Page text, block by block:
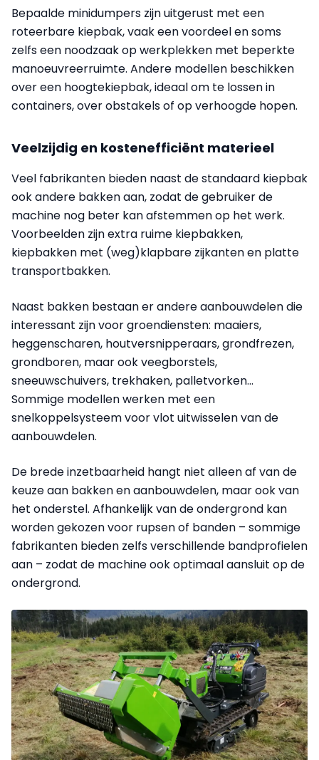
Bepaalde minidumpers zijn uitgerust met een
roteerbare kiepbak, vaak een voordeel en soms
zelfs een noodzaak op werkplekken met beperkte
manoeuvreerruimte. Andere modellen beschikken
over een hoogtekiepbak, ideaal om te lossen in
containers, over obstakels of op verhoogde hopen.
Veelzijdig en kostenefficiënt materieel
Veel fabrikanten bieden naast de standaard kiepbak
ook andere bakken aan, zodat de gebruiker de
machine nog beter kan afstemmen op het werk.
Voorbeelden zijn extra ruime kiepbakken,
kiepbakken met (weg)klapbare zijkanten en platte
transportbakken.
Naast bakken bestaan er andere aanbouwdelen die
interessant zijn voor groendiensten: maaiers,
heggenscharen, houtversnipperaars, grondfrezen,
grondboren, maar ook veegborstels,
sneeuwschuivers, trekhaken, palletvorken...
Sommige modellen werken met een
snelkoppelsysteem voor vlot uitwisselen van de
aanbouwdelen.
De brede inzetbaarheid hangt niet alleen af van de
keuze aan bakken en aanbouwdelen, maar ook van
het onderstel. Afhankelijk van de ondergrond kan
worden gekozen voor rupsen of banden – sommige
fabrikanten bieden zelfs verschillende bandprofielen
aan – zodat de machine ook optimaal aansluit op de
ondergrond.